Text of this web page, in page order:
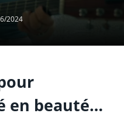
2024
en beauté…